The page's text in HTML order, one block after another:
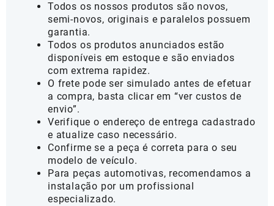
Todos os nossos produtos são novos,
semi-novos, originais e paralelos possuem
garantia.
Todos os produtos anunciados estão
disponíveis em estoque e são enviados
com extrema rapidez.
O frete pode ser simulado antes de efetuar
a compra, basta clicar em “ver custos de
envio”.
Verifique o endereço de entrega cadastrado
e atualize caso necessário.
Confirme se a peça é correta para o seu
modelo de veículo.
Para peças automotivas, recomendamos a
instalação por um profissional
especializado.